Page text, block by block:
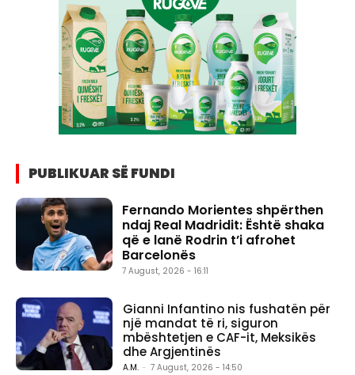
PUBLIKUAR SË FUNDI
Fernando Morientes shpërthen
ndaj Real Madridit: Është shaka
që e lanë Rodrin t’i afrohet
Barcelonës
7 August, 2026 - 16:11
Gianni Infantino nis fushatën për
një mandat të ri, siguron
mbështetjen e CAF-it, Meksikës
dhe Argjentinës
A.M. - 7 August, 2026 - 14:50